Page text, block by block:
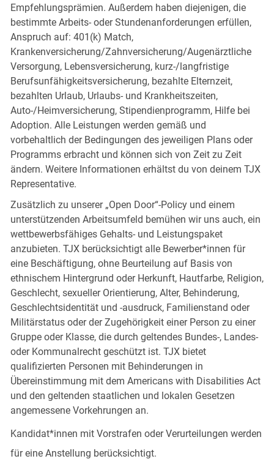
Empfehlungsprämien. Außerdem haben diejenigen, die
bestimmte Arbeits- oder Stundenanforderungen erfüllen,
Anspruch auf: 401(k) Match,
Krankenversicherung/Zahnversicherung/Augenärztliche
Versorgung, Lebensversicherung, kurz-/langfristige
Berufsunfähigkeitsversicherung, bezahlte Elternzeit,
bezahlten Urlaub, Urlaubs- und Krankheitszeiten,
Auto-/Heimversicherung, Stipendienprogramm, Hilfe bei
Adoption. Alle Leistungen werden gemäß und
vorbehaltlich der Bedingungen des jeweiligen Plans oder
Programms erbracht und können sich von Zeit zu Zeit
ändern. Weitere Informationen erhältst du von deinem TJX
Representative.
Zusätzlich zu unserer „Open Door“-Policy und einem
unterstützenden Arbeitsumfeld bemühen wir uns auch, ein
wettbewerbsfähiges Gehalts- und Leistungspaket
anzubieten. TJX berücksichtigt alle Bewerber*innen für
eine Beschäftigung, ohne Beurteilung auf Basis von
ethnischem Hintergrund oder Herkunft, Hautfarbe, Religion,
Geschlecht, sexueller Orientierung, Alter, Behinderung,
Geschlechtsidentität und -ausdruck, Familienstand oder
Militärstatus oder der Zugehörigkeit einer Person zu einer
Gruppe oder Klasse, die durch geltendes Bundes-, Landes-
oder Kommunalrecht geschützt ist. TJX bietet
qualifizierten Personen mit Behinderungen in
Übereinstimmung mit dem Americans with Disabilities Act
und den geltenden staatlichen und lokalen Gesetzen
angemessene Vorkehrungen an.
Kandidat*innen mit Vorstrafen oder Verurteilungen werden
für eine Anstellung berücksichtigt.